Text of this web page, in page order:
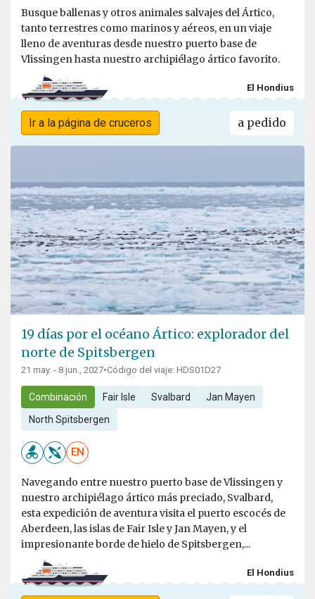
Busque ballenas y otros animales salvajes del Ártico,
tanto terrestres como marinos y aéreos, en un viaje
lleno de aventuras desde nuestro puerto base de
Vlissingen hasta nuestro archipiélago ártico favorito.
El Hondius
Ir a la página de cruceros a pedido
19 días por el océano Ártico: explorador del
norte de Spitsbergen
21 may. - 8 jun., 2027•Código del viaje: HDS01D27
Combinación Fair Isle Svalbard Jan Mayen
North Spitsbergen
EN
Navegando entre nuestro puerto base de Vlissingen y
nuestro archipiélago ártico más preciado, Svalbard,
esta expedición de aventura visita el puerto escocés de
Aberdeen, las islas de Fair Isle y Jan Mayen, y el
impresionante borde de hielo de Spitsbergen,...
El Hondius